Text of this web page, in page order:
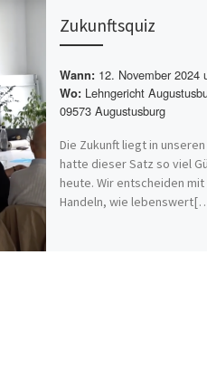
Zukunftsquiz
Wann: 12. November 2024
Wo: Lehngericht
09573 Augustusburg
Die Zukunft liegt in unseren
hatte dieser Satz so viel
heute. Wir entscheiden
Handeln, wie